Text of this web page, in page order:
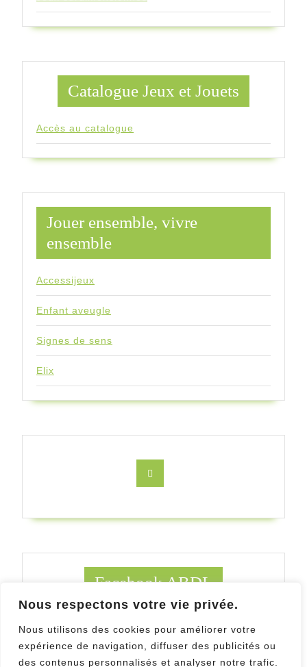
Nous respectons votre vie privée.
Nous utilisons des cookies pour améliorer votre
expérience de navigation, diffuser des publicités ou
des contenus personnalisés et analyser notre trafic.
Catalogue Jeux et Jouets
Accès au catalogue
Jouer ensemble, vivre
ensemble
Accessijeux
Enfant aveugle
Signes de sens
Elix
Facebook ABDL